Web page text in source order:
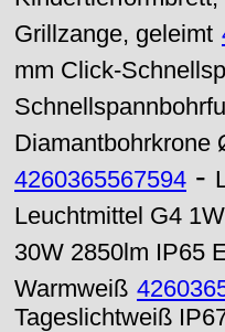
Grillzange, geleimt
mm Click-
Diamantbohrkrone
4260365567594 -
Leuchtmittel G4
30W 2850lm IP65
Warmweiß
Tageslichtweiß